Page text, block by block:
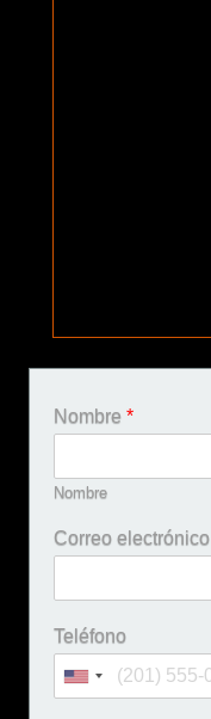
Nombre *
Nombre
Correo electrónico
Teléfono